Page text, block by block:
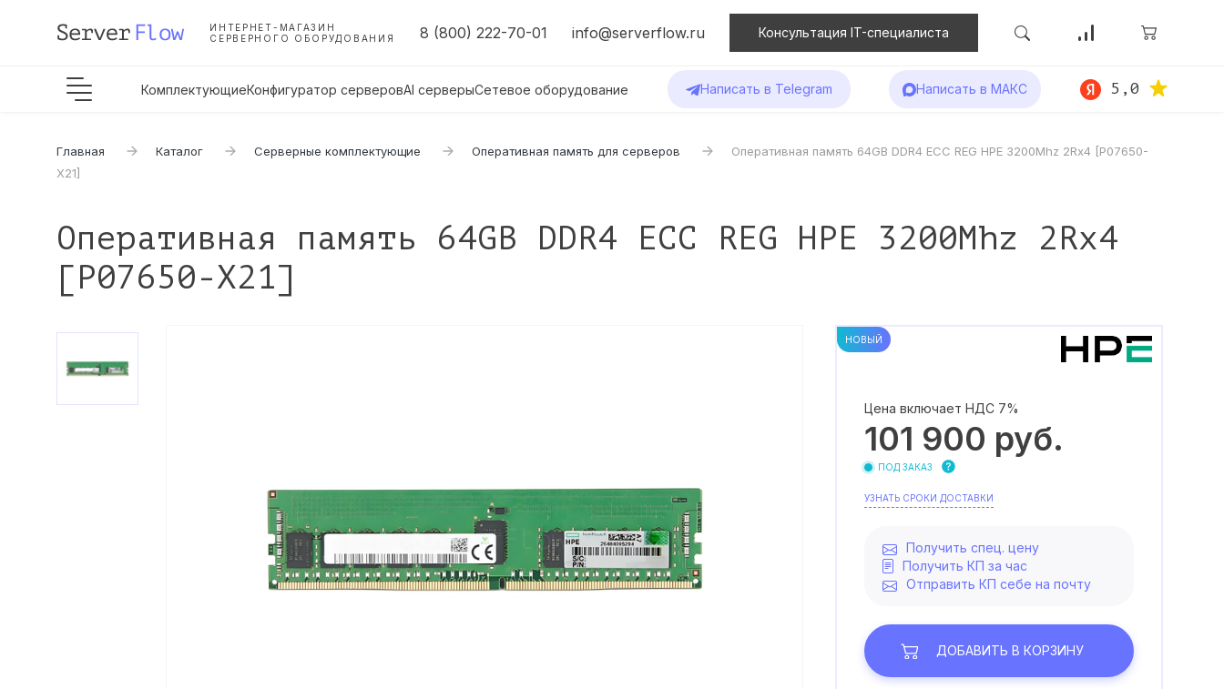
ИНТЕРНЕТ-МАГАЗИН
СЕРВЕРНОГО ОБОРУДОВАНИЯ
8 (800) 222-70-01 info@serverflow.ru Консультация IT-специалиста
КомплектующиеКонфигуратор серверовAI серверыСетевое оборудование Написать в Telegram Написать в МАКС 5,0
Главная Каталог Серверные комплектующие Оперативная память для серверов
Оперативная память 64GB DDR4 ECC REG HPE 3200Mhz 2Rx4 [P07650-
X21]
Оперативная память 64GB DDR4 ECC REG HPE 3200Mhz 2Rx4
[P07650-X21]
НОВЫЙ
Цена включает НДС 7%
101 900 руб.
ПОД ЗАКАЗ
УЗНАТЬ СРОКИ ДОСТАВКИ
Получить спец. цену
Получить КП за час
Отправить КП себе на почту
ДОБАВИТЬ В КОРЗИНУ